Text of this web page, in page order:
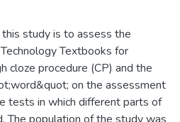
study is to assess the
Textbooks for
cloze procedure (CP) and the
on the assessment
tests in which different parts of